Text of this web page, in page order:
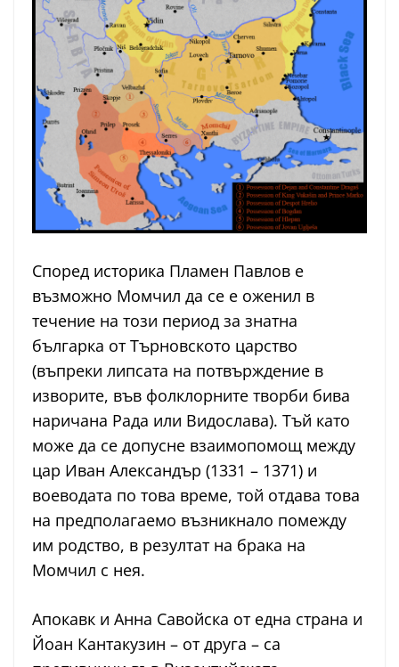
Според историка Пламен Павлов е
възможно Момчил да се е оженил в
течение на този период за знатна
българка от Търновското царство
(въпреки липсата на потвърждение в
изворите, във фолклорните творби бива
наричана Рада или Видослава). Тъй като
може да се допусне взаимопомощ между
цар Иван Александър (1331 – 1371) и
воеводата по това време, той отдава това
на предполагаемо възникнало помежду
им родство, в резултат на брака на
Момчил с нея.
Апокавк и Анна Савойска от една страна и
Йоан Кантакузин – от друга – са